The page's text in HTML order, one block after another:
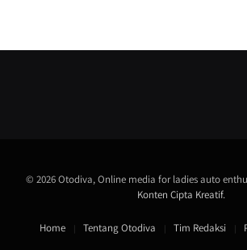
© 2026 Otodiva, Online media for ladies auto
Konten Cipta Kreatif.
Home Tentang Otodiva Tim Redaksi